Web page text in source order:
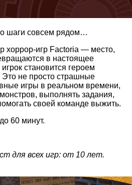
шаги совсем рядом…
хоррор-игр Factoria — место,
в настоящее
становится героем
Это не просто страшные
игры в реальном времени,
выполнять задания,
своей команде выжить.
до 60 минут.
для всех игр: от 10 лет.